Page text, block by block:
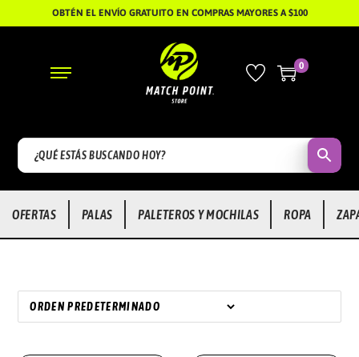
OBTÉN EL ENVÍO GRATUITO EN COMPRAS MAYORES A $100
S
A
A
R
A
L
S
A
A
R
A
L
0
OFERTAS PALAS PALETEROS Y MOCHILAS ROPA